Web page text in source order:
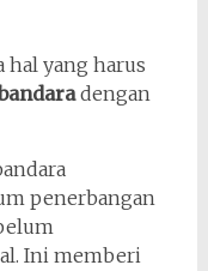
hal yang harus
dengan
penerbangan
Ini memberi